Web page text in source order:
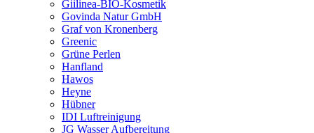
Giilinea-BIO-Kosmetik
Govinda Natur GmbH
Graf von Kronenberg
Greenic
Grüne Perlen
Hanfland
Hawos
Heyne
Hübner
IDI Luftreinigung
JG Wasser Aufbereitung